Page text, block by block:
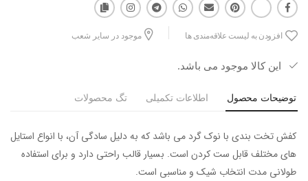
افزودن به لیست علاقه‌مندی ها موجود در سایر شعب
این کالا موجود می باشد.
توضیحات محصول اطلاعات تکمیلی تگ محصولات
کفش تخت بندی با نوک گرد می باشد که به دلیل سادگی آن، با انواع استایل
های مختلف قابل ست کردن است. بسیار قالب راحتی دارد و برای استفاده
طولانی مدت انتخاب شیک و مناسبی است.